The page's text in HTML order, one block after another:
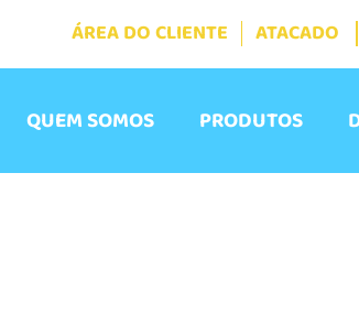
ÁREA DO CLIENTE ATACADO
QUEM SOMOS PRODUTOS